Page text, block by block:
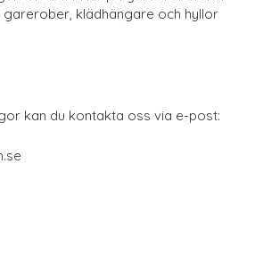
klädhängare och hyllor
kan du kontakta oss via e-post: